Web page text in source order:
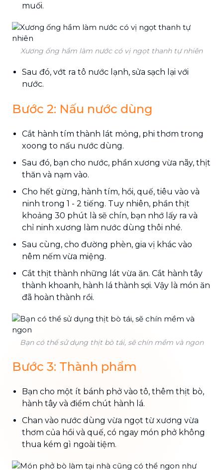
muối.
Xương ống hầm làm nước có vị ngọt thanh tự nhiên
Sau đó, vớt ra tô nước lạnh, sửa sạch lại với
nước.
Bước 2: Nấu nước dùng
Cắt hành tím thành lát mỏng, phi thơm trong
xoong to nấu nước dùng.
Sau đó, bạn cho nước, phần xương vừa nãy, thịt
thăn và nạm vào.
Cho hết gừng, hành tím, hồi, quế, tiêu vào và
ninh trong 1 - 2 tiếng. Tuy nhiên, phần thịt
khoảng 30 phút là sẽ chín, bạn nhớ lấy ra và
chỉ ninh xương làm nước dùng thôi nhé.
Sau cùng, cho đường phèn, gia vị khác vào
nêm nếm vừa miệng.
Cắt thịt thành những lát vừa ăn. Cắt hành tây
thành khoanh, hành lá thành sợi. Vậy là món ăn
đã hoàn thành rồi.
Bạn có thể sử dụng thịt bò tái, sẽ chín mềm và ngon
Bước 3: Thành phẩm
Bạn cho một ít bánh phở vào tô, thêm thịt bò,
hành tây và điểm chút hành lá.
Chan vào nước dùng vừa ngọt từ xương vừa
thơm của hồi và quế, có ngay món phở không
thua kém gì ngoài tiệm.